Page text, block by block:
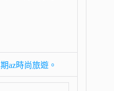
az時尚旅遊。